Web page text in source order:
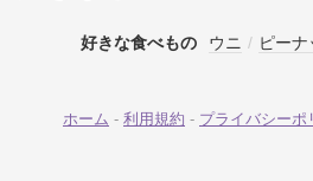
好きな食べもの ウニ / ピーナ
ホーム - 利用規約 - プライバシーポ